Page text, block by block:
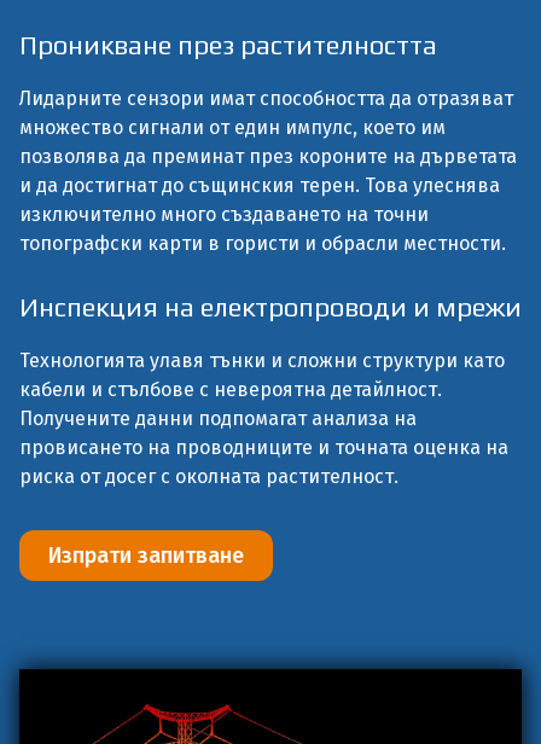
Проникване през растителността
Лидарните сензори имат способността да отразяват
множество сигнали от един импулс, което им
позволява да преминат през короните на дърветата
и да достигнат до същинския терен. Това улеснява
изключително много създаването на точни
топографски карти в гористи и обрасли местности.
Инспекция на електропроводи и мрежи
Технологията улавя тънки и сложни структури като
кабели и стълбове с невероятна детайлност.
Получените данни подпомагат анализа на
провисането на проводниците и точната оценка на
риска от досег с околната растителност.
Изпрати запитване